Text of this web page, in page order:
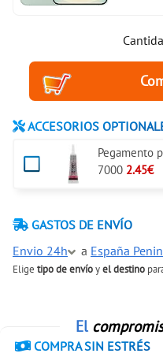
ACCESORIOS
Pegamento
7000 2.45€
GASTOS DE ENVÍO
Envio 24h
a España
Elige tipo de envíoyel destino
El
COMPRA SIN ESTRÉS